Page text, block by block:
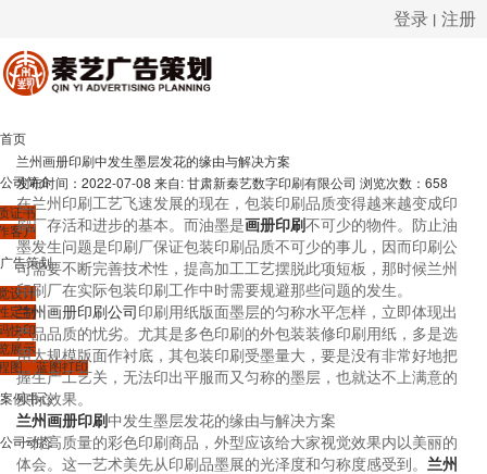
很遗憾，因您的浏览器版本过低导致无法获得最佳浏览体验，推荐下载安装谷歌浏览器！
登录 丨 注册
首页
公司简介
证书
客户
广告策划
设计
定制
快印
展示
图、蓝图打印
案例中心
公司动态
兰州画册印刷中发生墨层发花的缘由与解决方案
发布时间：2022-07-08 来自: 甘肃新秦艺数字印刷有限公司 浏览次数：658
在兰州印刷工艺飞速发展的现在，包装印刷品质变得越来越变成印
刷厂存活和进步的基本。而油墨是画册印刷不可少的物件。防止油
墨发生问题是印刷厂保证包装印刷品质不可少的事儿，因而印刷公
司需要不断完善技术性，提高加工工艺摆脱此项短板，那时候兰州
印刷厂在实际包装印刷工作中时需要规避那些问题的发生。
兰州画册印刷公司 印刷用纸版面墨层的匀称水平怎样，立即体现出
产品品质的忧劣。尤其是多色印刷的外包装装修印刷用纸，多是选
用大规模版面作衬底，其包装印刷受墨量大，要是没有非常好地把
握生产工艺关，无法印出平服而又匀称的墨层，也就达不上满意的
实际效果。
兰州画册印刷中发生墨层发花的缘由与解决方案
一件高质量的彩色印刷商品，外型应该给大家视觉效果内以美丽的
体会。这一艺术美先从印刷品墨展的光泽度和匀称度感受到。兰州